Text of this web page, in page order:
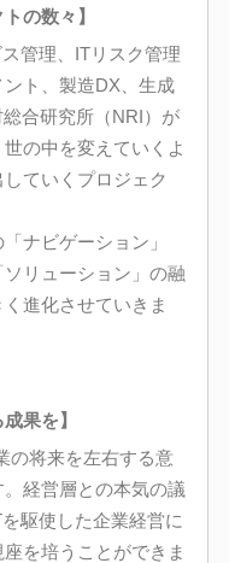
の数々】
管理、ITリスク管理
ト、製造DX、生成
合研究所（NRI）が
の中を変えていくよ
ていくプロジェク
ナビゲーション」
リューション」の融
進化させていきま
果を】
の将来を左右する意
経営層との本気の議
駆使した企業経営に
を培うことができま